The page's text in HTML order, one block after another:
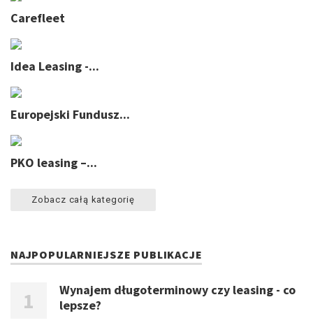
Carefleet
Idea Leasing -...
Europejski Fundusz...
PKO leasing –...
Zobacz całą kategorię
NAJPOPULARNIEJSZE PUBLIKACJE
Wynajem długoterminowy czy leasing - co
lepsze?